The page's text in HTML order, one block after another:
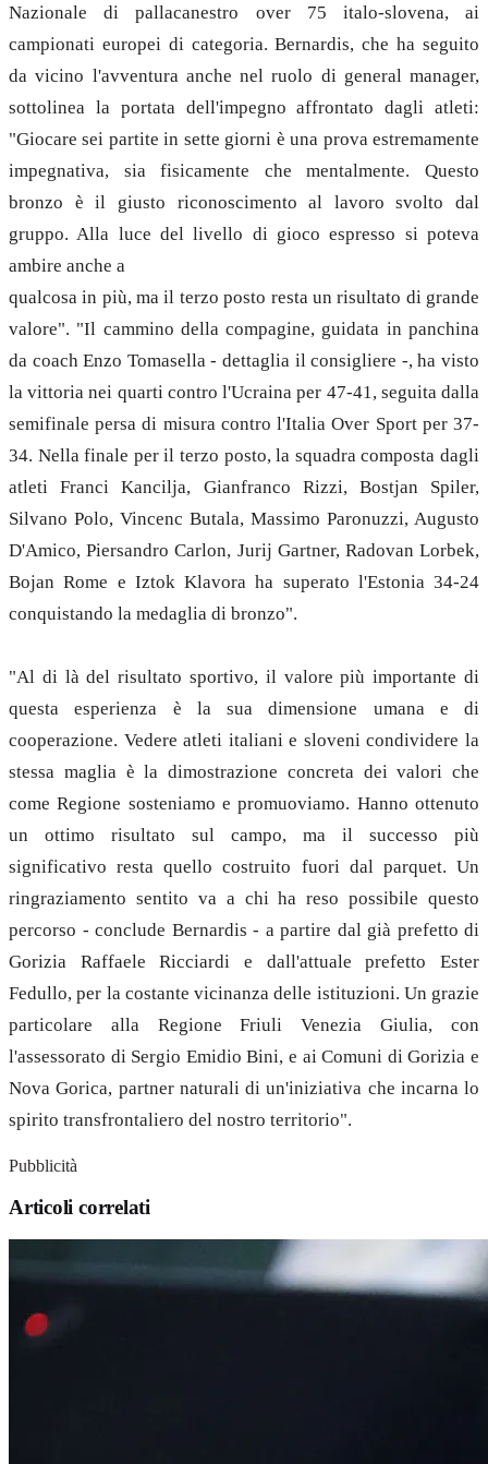
Nazionale di pallacanestro over 75 italo-slovena, ai
campionati europei di categoria. Bernardis, che ha seguito
da vicino l'avventura anche nel ruolo di general manager,
sottolinea la portata dell'impegno affrontato dagli atleti:
"Giocare sei partite in sette giorni è una prova estremamente
impegnativa, sia fisicamente che mentalmente. Questo
bronzo è il giusto riconoscimento al lavoro svolto dal
gruppo. Alla luce del livello di gioco espresso si poteva
ambire anche a
qualcosa in più, ma il terzo posto resta un risultato di grande
valore". "Il cammino della compagine, guidata in panchina
da coach Enzo Tomasella - dettaglia il consigliere -, ha visto
la vittoria nei quarti contro l'Ucraina per 47-41, seguita dalla
semifinale persa di misura contro l'Italia Over Sport per 37-
34. Nella finale per il terzo posto, la squadra composta dagli
atleti Franci Kancilja, Gianfranco Rizzi, Bostjan Spiler,
Silvano Polo, Vincenc Butala, Massimo Paronuzzi, Augusto
D'Amico, Piersandro Carlon, Jurij Gartner, Radovan Lorbek,
Bojan Rome e Iztok Klavora ha superato l'Estonia 34-24
conquistando la medaglia di bronzo".
"Al di là del risultato sportivo, il valore più importante di
questa esperienza è la sua dimensione umana e di
cooperazione. Vedere atleti italiani e sloveni condividere la
stessa maglia è la dimostrazione concreta dei valori che
come Regione sosteniamo e promuoviamo. Hanno ottenuto
un ottimo risultato sul campo, ma il successo più
significativo resta quello costruito fuori dal parquet. Un
ringraziamento sentito va a chi ha reso possibile questo
percorso - conclude Bernardis - a partire dal già prefetto di
Gorizia Raffaele Ricciardi e dall'attuale prefetto Ester
Fedullo, per la costante vicinanza delle istituzioni. Un grazie
particolare alla Regione Friuli Venezia Giulia, con
l'assessorato di Sergio Emidio Bini, e ai Comuni di Gorizia e
Nova Gorica, partner naturali di un'iniziativa che incarna lo
spirito transfrontaliero del nostro territorio".
Pubblicità
Articoli correlati